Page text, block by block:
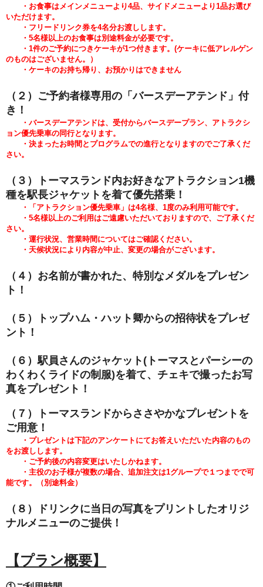
・お食事はメインメニューより4品、サイドメニューより1品お選び
いただけます。
・フリードリンク券を4名分お渡しします。
・5名様以上のお食事は別途料金が必要です。
・1件のご予約につきケーキが1つ付きます。 (ケーキに低アレルゲン
のものはございません。）
・ケーキのお持ち帰り、お預かりはできません
（２）ご予約者様専用の「バースデーアテンド」付
き！
・バースデーアテンドは、受付からバースデープラン、アトラクシ
ョン優先乗車の同行となります。
・決まったお時間とプログラムでの進行となりますのでご了承くだ
さい。
（３）トーマスランド内お好きなアトラクション1機
種を駅長ジャケットを着て優先搭乗！
・「アトラクション優先乗車」は4名様、1度のみ利用可能です。
・5名様以上のご利用はご遠慮いただいておりますので、ご了承くだ
さい。
・運行状況、営業時間についてはご確認ください。
・天候状況により内容が中止、変更の場合がございます。
（４）お名前が書かれた、特別なメダルをプレゼン
ト！
（５）トップハム・ハット卿からの招待状をプレゼ
ント！
（６）駅員さんのジャケット(トーマスとパーシーの
わくわくライドの制服)を着て、チェキで撮ったお写
真をプレゼント！
（７）トーマスランドからささやかなプレゼントを
ご用意！
・プレゼントは下記のアンケートにてお答えいただいた内容のもの
をお渡しします。
・ご予約後の内容変更はいたしかねます。
・主役のお子様が複数の場合、追加注文は1グループで１つまでで可
能です。（別途料金）
（８）ドリンクに当日の写真をプリントしたオリジ
ナルメニューのご提供！
【プラン概要】